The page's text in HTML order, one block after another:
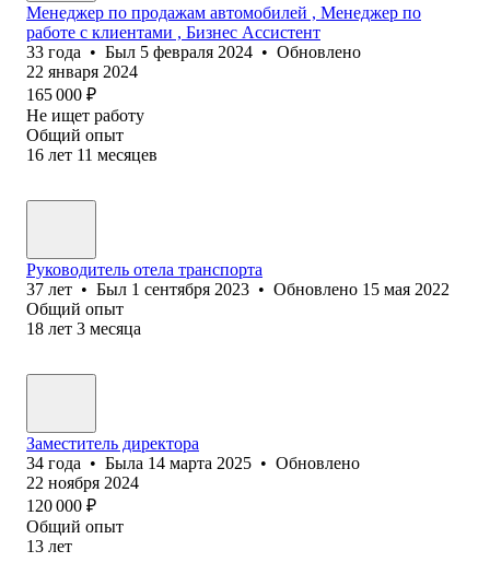
Менеджер по продажам автомобилей , Менеджер по
работе с клиентами , Бизнес Ассистент
33 года • Был 5 февраля 2024 • Обновлено
22 января 2024
165 000 ₽
Не ищет работу
Общий опыт
16 лет 11 месяцев
Руководитель отела транспорта
37 лет • Был 1 сентября 2023 • Обновлено 15 мая 2022
Общий опыт
18 лет 3 месяца
Заместитель директора
34 года • Была 14 марта 2025 • Обновлено
22 ноября 2024
120 000 ₽
Общий опыт
13 лет